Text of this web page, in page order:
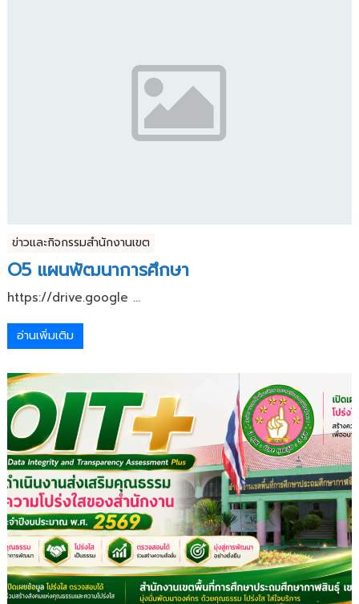
ข่าวและกิจกรรมสำนักงานเขต
O5 แผนพัฒนาการศึกษา
https://drive.google ...
อ่านเพิ่มเติม